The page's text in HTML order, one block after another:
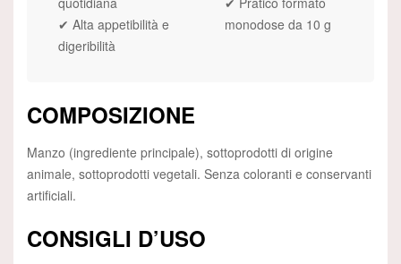
✔ Alta appetibilità e
digeribilità
monodose da 10 g
COMPOSIZIONE
Manzo (ingrediente principale), sottoprodotti di origine
animale, sottoprodotti vegetali. Senza coloranti e conservanti
artificiali.
CONSIGLI D’USO